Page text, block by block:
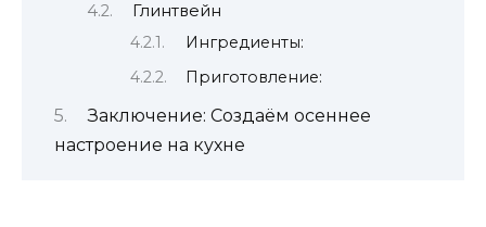
Глинтвейн
Ингредиенты:
Приготовление:
Заключение: Создаём осеннее
настроение на кухне